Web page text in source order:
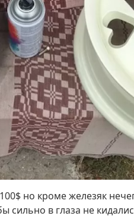
но кроме железяк
сильно в глаза не